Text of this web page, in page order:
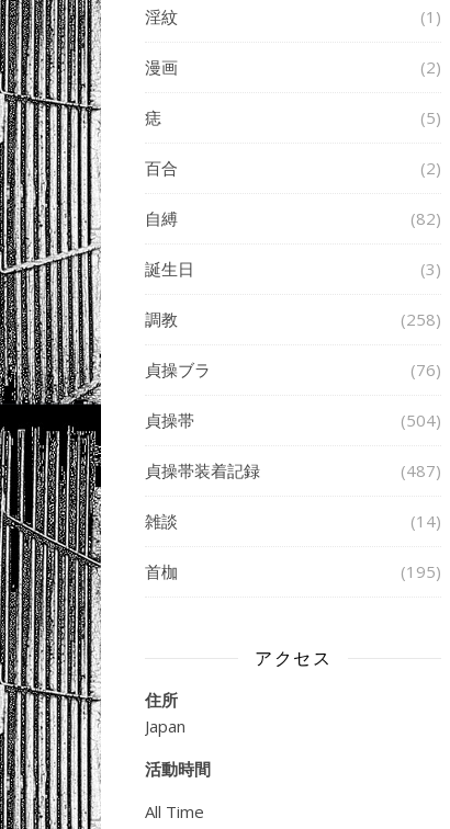
淫紋 (1)
漫画 (2)
痣 (5)
百合 (2)
自縛 (82)
誕生日 (3)
調教 (258)
貞操ブラ (76)
貞操帯 (504)
貞操帯装着記録 (487)
雑談 (14)
首枷 (195)
アクセス
住所
Japan
活動時間
All Time